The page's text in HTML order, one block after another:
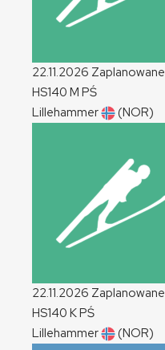
22.11.2026 Zaplanowane
HS140 M PŚ
Lillehammer
(NOR)
22.11.2026 Zaplanowane
HS140 KPŚ
Lillehammer
(NOR)